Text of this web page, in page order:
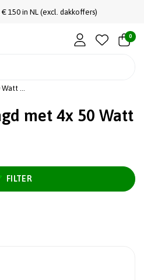
150 in NL (excl. dakkoffers)
0
4x 50 Watt RMS
met 4x 50 Watt
FILTER